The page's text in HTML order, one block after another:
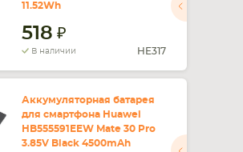
11.52Wh
518
В наличии HE317
Аккумуляторная батарея
для смартфона Huawei
HB555591EEW Mate 30 Pro
3.85V Black 4500mAh